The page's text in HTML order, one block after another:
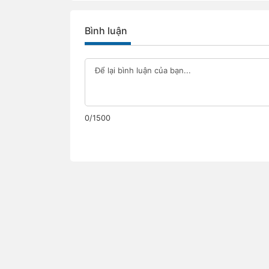
Bình luận
0/1500